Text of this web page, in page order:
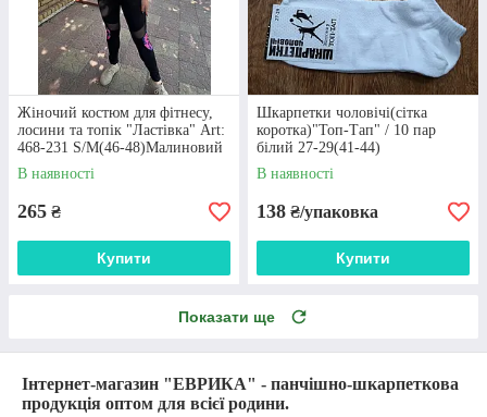
Жіночий костюм для фітнесу,
лосини та топік "Ластівка" Art:
468-231 S/M(46-48)Малиновий
В наявності
265 ₴
Купити
Шкарпетки чоловічі(сітка
коротка)"Топ-Тап" / 10 пар
білий 27-29(41-44)
В наявності
138 ₴/упаковка
Купити
Показати ще
Інтернет-магазин "ЕВРИКА" - панчішно-шкарпеткова
продукція оптом для всієї родини.